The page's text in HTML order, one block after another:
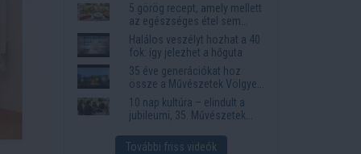
5 görög recept, amely mellett
az egészséges étel sem
tűnik lemondásnak
Halálos veszélyt hozhat a 40
fok: így jelezhet a hőguta
35 éve generációkat hoz
össze a Művészetek Völgye
– megvan a 2027-es időpont
és a bérletár
10 nap kultúra – elindult a
jubileumi, 35. Művészetek
További friss videók